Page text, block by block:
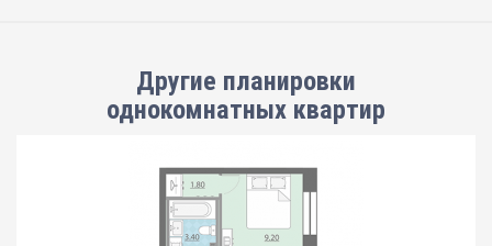
Другие планировки
однокомнатных квартир